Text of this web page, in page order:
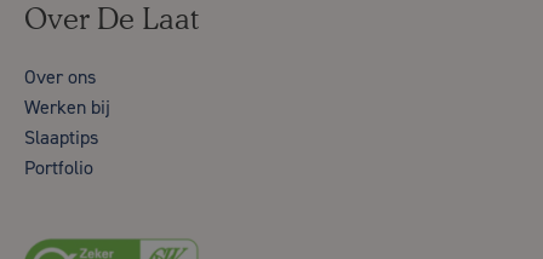
Over De Laat
Over ons
Werken bij
Slaaptips
Portfolio